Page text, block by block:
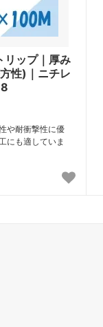
ップ｜厚み
性)｜ニチレ
や耐衝撃性に優
にも適していま